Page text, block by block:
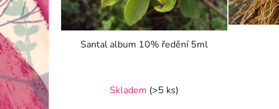
Santal album 10% ředění 5ml
Skladem (>5 ks)